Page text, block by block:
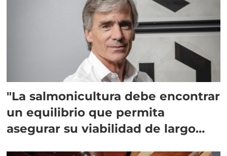
"La salmonicultura debe encontrar
un equilibrio que permita
asegurar su viabilidad de largo